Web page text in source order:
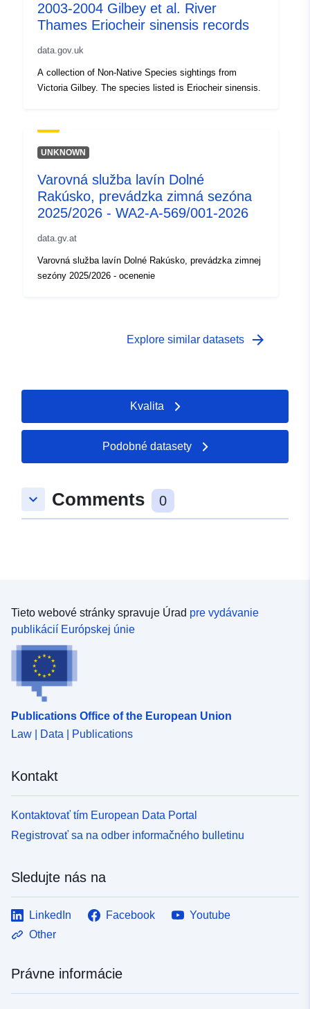
2003-2004 Gilbey et al. River
Thames Eriocheir sinensis records
data.gov.uk
A collection of Non-Native Species sightings from
Victoria Gilbey. The species listed is Eriocheir sinensis.
UNKNOWN
Varovná služba lavín Dolné
Rakúsko, prevádzka zimná sezóna
2025/2026 - WA2-A-569/001-2026
data.gv.at
Varovná služba lavín Dolné Rakúsko, prevádzka zimnej
sezóny 2025/2026 - ocenenie
Explore similar datasets arrow_forward
Kvalita
Podobné datasety
keyboard_arrow_down Comments 0
Tieto webové stránky spravuje Úrad pre vydávanie
publikácií Európskej únie
Publications Office of the European Union
Law | Data | Publications
Kontakt
Kontaktovať tím European Data Portal
Registrovať sa na odber informačného bulletinu
Sledujte nás na
LinkedIn Facebook
Youtube
Other
Právne informácie